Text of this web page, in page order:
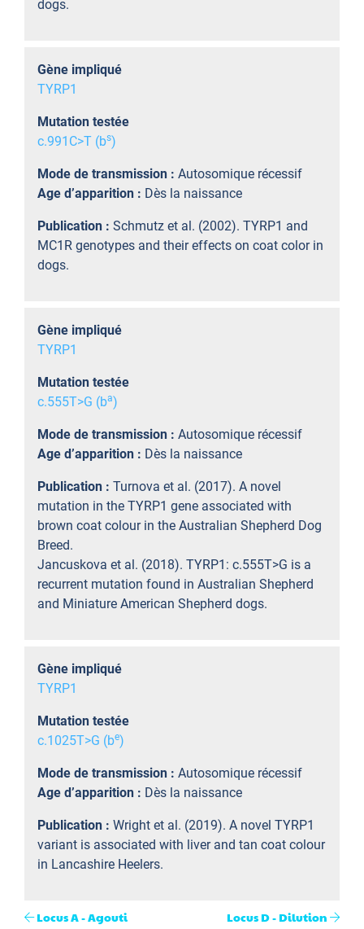
dogs.
Gène impliqué
TYRP1
Mutation testée
c.991C>T (bs)
Mode de transmission : Autosomique récessif
Age d’apparition : Dès la naissance
Publication : Schmutz et al. (2002). TYRP1 and
MC1R genotypes and their effects on coat color in
dogs.
Gène impliqué
TYRP1
Mutation testée
c.555T>G (ba)
Mode de transmission : Autosomique récessif
Age d’apparition : Dès la naissance
Publication : Turnova et al. (2017). A novel
mutation in the TYRP1 gene associated with
brown coat colour in the Australian Shepherd Dog
Breed.
Jancuskova et al. (2018). TYRP1: c.555T>G is a
recurrent mutation found in Australian Shepherd
and Miniature American Shepherd dogs.
Gène impliqué
TYRP1
Mutation testée
c.1025T>G (be)
Mode de transmission : Autosomique récessif
Age d’apparition : Dès la naissance
Publication : Wright et al. (2019). A novel TYRP1
variant is associated with liver and tan coat colour
in Lancashire Heelers.
Locus A - Agouti Locus D - Dilution